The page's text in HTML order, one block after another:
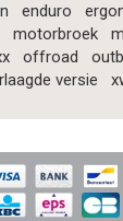
enduro
motorbroek
offroad
versie